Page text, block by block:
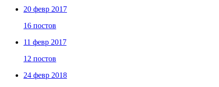
20 февр 2017
16 постов
11 февр 2017
12 постов
24 февр 2018